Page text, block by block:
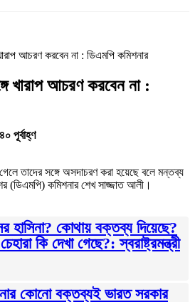
আচরণ করবেন না : ডিএমপি কমিশনার
খারাপ আচরণ করবেন না :
পূর্বাহ্ণ
তাদের সঙ্গে অসদাচরণ করা হয়েছে বলে মন্তব্য
(ডিএমপি) কমিশনার শেখ সাজ্জাত আলী।
হাসিনা? কোথায় বক্তব্য দিয়েছে?
কি দেখা গেছে?: স্বরাষ্ট্রমন্ত্রী
কোনো বক্তব্যই ভারত সরকার